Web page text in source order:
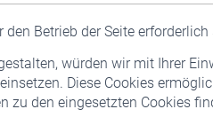
Betrieb der Seite erforderlich
würden wir mit Ihrer
Diese Cookies
zu den eingesetzten Cookies